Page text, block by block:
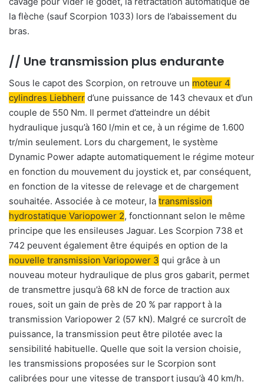
la flèche (sauf Scorpion 1033) lors de l’abaissement du
bras.
// Une transmission plus endurante
Sous le capot des Scorpion, on retrouve un moteur 4
cylindres Liebherr d’une puissance de 143 chevaux et d’un
couple de 550 Nm. Il permet d’atteindre un débit
hydraulique jusqu’à 160 l/min et ce, à un régime de 1.600
tr/min seulement. Lors du chargement, le système
Dynamic Power adapte automatiquement le régime moteur
en fonction du mouvement du joystick et, par conséquent,
en fonction de la vitesse de relevage et de chargement
souhaitée. Associée à ce moteur, la transmission
hydrostatique Variopower 2, fonctionnant selon le même
principe que les ensileuses Jaguar. Les Scorpion 738 et
742 peuvent également être équipés en option de la
nouvelle transmission Variopower 3 qui grâce à un
nouveau moteur hydraulique de plus gros gabarit, permet
de transmettre jusqu’à 68 kN de force de traction aux
roues, soit un gain de près de 20 % par rapport à la
transmission Variopower 2 (57 kN). Malgré ce surcroît de
puissance, la transmission peut être pilotée avec la
sensibilité habituelle. Quelle que soit la version choisie,
les transmissions proposées sur le Scorpion sont
calibrées pour une vitesse de transport jusqu’à 40 km/h.